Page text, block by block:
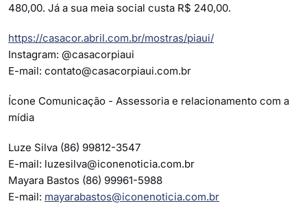
480,00. Já a sua meia social custa R$ 240,00.
https://casacor.abril.com.br/mostras/piaui/
Instagram: @casacorpiaui
E-mail: contato@casacorpiaui.com.br
Ícone Comunicação - Assessoria e relacionamento com a
mídia
Luze Silva (86) 99812-3547
E-mail: luzesilva@iconenoticia.com.br
Mayara Bastos (86) 99961-5988
E-mail: mayarabastos@iconenoticia.com.br